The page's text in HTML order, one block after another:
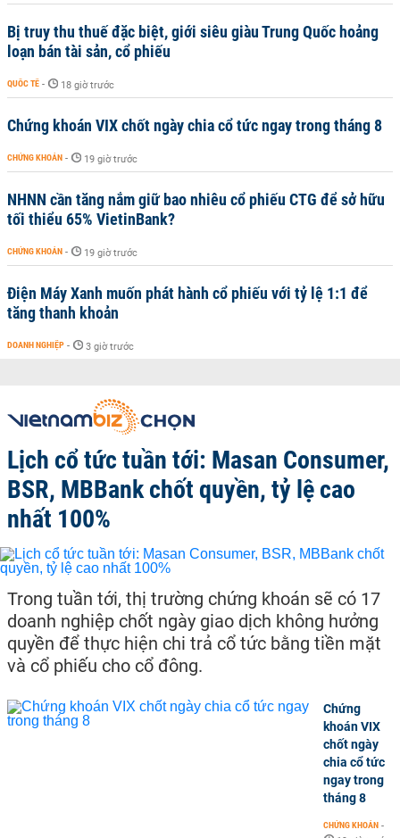
Bị truy thu thuế đặc biệt, giới siêu giàu Trung Quốc hoảng
loạn bán tài sản, cổ phiếu
QUỐC TẾ - 18 giờ trước
Chứng khoán VIX chốt ngày chia cổ tức ngay trong tháng 8
CHỨNG KHOÁN - 19 giờ trước
NHNN cần tăng nắm giữ bao nhiêu cổ phiếu CTG để sở hữu
tối thiểu 65% VietinBank?
CHỨNG KHOÁN - 19 giờ trước
Điện Máy Xanh muốn phát hành cổ phiếu với tỷ lệ 1:1 để
tăng thanh khoản
DOANH NGHIỆP - 3 giờ trước
Lịch cổ tức tuần tới: Masan Consumer,
BSR, MBBank chốt quyền, tỷ lệ cao
nhất 100%
Trong tuần tới, thị trường chứng khoán sẽ có 17
doanh nghiệp chốt ngày giao dịch không hưởng
quyền để thực hiện chi trả cổ tức bằng tiền mặt
và cổ phiếu cho cổ đông.
Chứng
khoán VIX
chốt ngày
chia cổ tức
ngay trong
tháng 8
CHỨNG KHOÁN -